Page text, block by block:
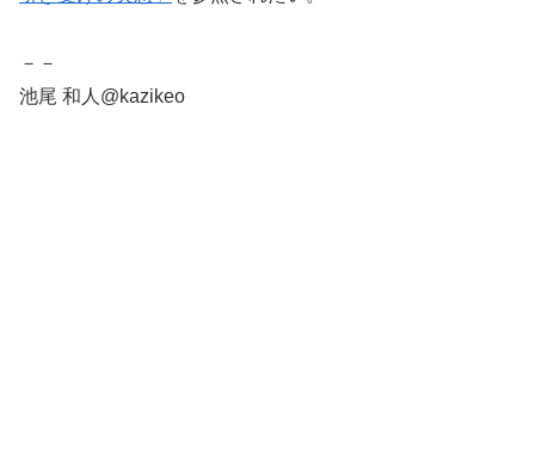
－－
池尾 和人@kazikeo